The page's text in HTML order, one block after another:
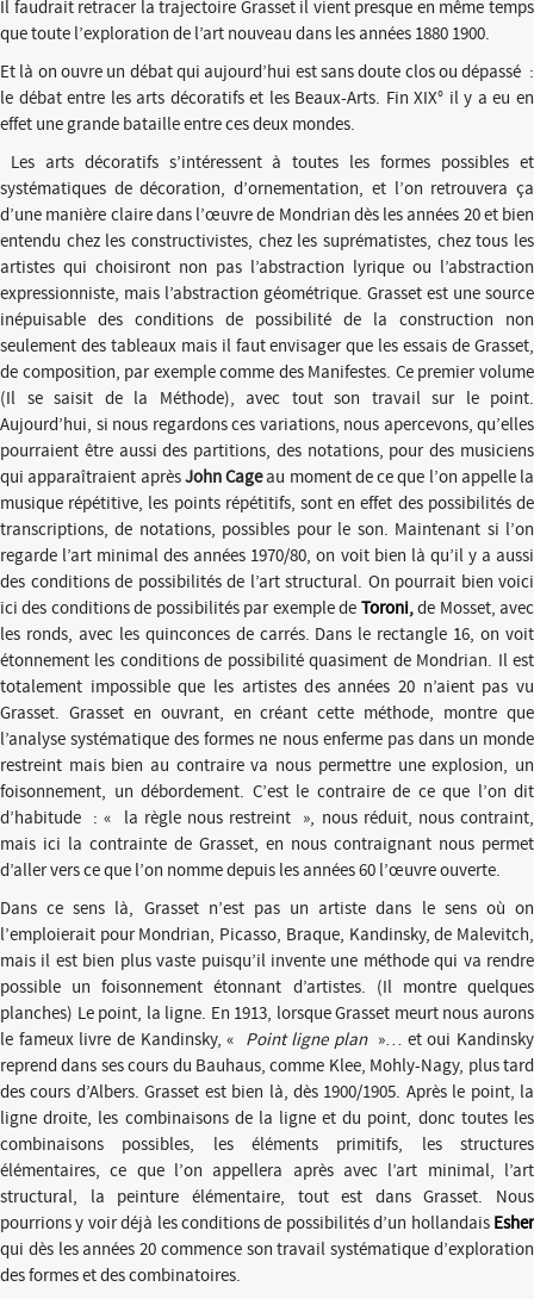
Il faudrait retracer la trajectoire Grasset il vient presque en même temps
que toute l’exploration de l’art nouveau dans les années 1880 1900.
Et là on ouvre un débat qui aujourd’hui est sans doute clos ou dépassé :
le débat entre les arts décoratifs et les Beaux-Arts. Fin XIX° il y a eu en
effet une grande bataille entre ces deux mondes.
Les arts décoratifs s’intéressent à toutes les formes possibles et
systématiques de décoration, d’ornementation, et l’on retrouvera ça
d’une manière claire dans l’œuvre de Mondrian dès les années 20 et bien
entendu chez les constructivistes, chez les suprématistes, chez tous les
artistes qui choisiront non pas l’abstraction lyrique ou l’abstraction
expressionniste, mais l’abstraction géométrique. Grasset est une source
inépuisable des conditions de possibilité de la construction non
seulement des tableaux mais il faut envisager que les essais de Grasset,
de composition, par exemple comme des Manifestes. Ce premier volume
(Il se saisit de la Méthode), avec tout son travail sur le point.
Aujourd’hui, si nous regardons ces variations, nous apercevons, qu’elles
pourraient être aussi des partitions, des notations, pour des musiciens
qui apparaîtraient aprèsJohn Cageau moment de ce que l’on appelle la
musique répétitive, les points répétitifs, sont en effet des possibilités de
transcriptions, de notations, possibles pour le son. Maintenant si l’on
regarde l’art minimal des années 1970/80, on voit bien là qu’il y a aussi
des conditions de possibilités de l’art structural. On pourrait bien voici
ici des conditions de possibilités par exemple de Toroni,de Mosset, avec
les ronds, avec les quinconces de carrés. Dans le rectangle 16, on voit
étonnement les conditions de possibilité quasiment de Mondrian. Il est
totalement impossible que les artistes des années 20 n’aient pas vu
Grasset. Grasset en ouvrant, en créant cette méthode, montre que
l’analyse systématique des formes ne nous enferme pas dans un monde
restreint mais bien au contraire va nous permettre une explosion, un
foisonnement, un débordement. C’est le contraire de ce que l’on dit
d’habitude : « la règle nous restreint », nous réduit, nous contraint,
mais ici la contrainte de Grasset, en nous contraignant nous permet
d’aller vers ce que l’on nomme depuis les années 60 l’œuvre ouverte.
Dans ce sens là, Grasset n’est pas un artiste dans le sens où on
l’emploierait pour Mondrian, Picasso, Braque, Kandinsky, de Malevitch,
mais il est bien plus vaste puisqu’il invente une méthode qui va rendre
possible un foisonnement étonnant d’artistes. (Il montre quelques
planches) Le point, la ligne. En 1913, lorsque Grasset meurt nous aurons
le fameux livre de Kandinsky, « Point ligne plan »… et oui Kandinsky
reprend dans ses cours du Bauhaus, comme Klee, Mohly-Nagy, plus tard
des cours d’Albers. Grasset est bien là, dès 1900/1905. Après le point, la
ligne droite, les combinaisons de la ligne et du point, donc toutes les
combinaisons possibles, les éléments primitifs, les structures
élémentaires, ce que l’on appellera après avec l’art minimal, l’art
structural, la peinture élémentaire, tout est dans Grasset. Nous
pourrions y voir déjà les conditions de possibilités d’un hollandais Esher
qui dès les années 20 commence son travail systématique d’exploration
des formes et des combinatoires.